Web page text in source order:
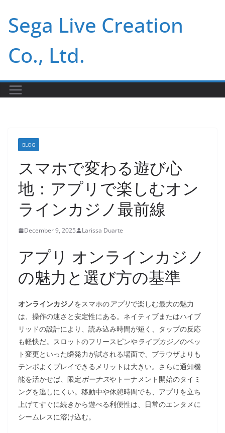
content
Sega Live Creation
Co., Ltd.
BLOG
スマホで変わる遊び心
地：アプリで楽しむオン
ラインカジノ最前線
December 9, 2025 Larissa Duarte
アプリ オンラインカジノ
の魅力と選び方の基準
オンラインカジノをスマホのアプリで楽しむ最大の魅力
は、操作の速さと安定性にある。ネイティブまたはハイブ
リッドの設計により、読み込み時間が短く、タップの反応
も軽快だ。スロットのフリースピンやライブカジノのベッ
ト変更といった瞬発力が試される場面で、ブラウザよりも
テンポよくプレイできるメリットは大きい。さらに通知機
能を活かせば、限定ボーナスやトーナメント開始のタイミ
ングを逃しにくい。移動中や休憩時間でも、アプリを立ち
上げてすぐに続きから遊べる利便性は、日常のエンタメに
シームレスに溶け込む。